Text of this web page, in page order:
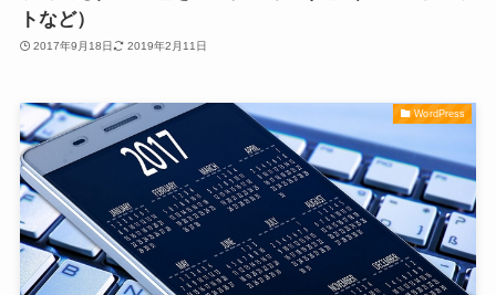
トなど）
2017年9月18日 2019年2月11日
WordPress